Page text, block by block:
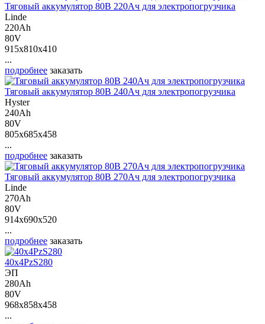
Тяговый аккумулятор 80В 220Ач для электропогрузчика
Linde
220Ah
80V
915x810x410
...
подробнее заказать
Тяговый аккумулятор 80В 240Ач для электропогрузчика
Hyster
240Ah
80V
805x685x458
...
подробнее заказать
Тяговый аккумулятор 80В 270Ач для электропогрузчика
Linde
270Ah
80V
914x690x520
...
подробнее заказать
40х4PzS280
ЭП
280Ah
80V
968x858x458
...